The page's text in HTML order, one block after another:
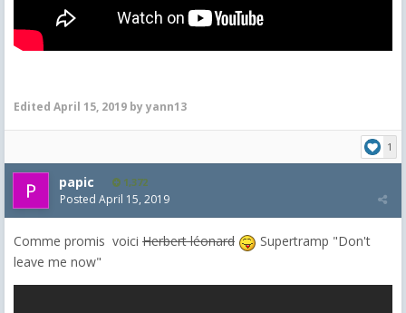
Edited April 15, 2019 by yann13
1
papic 1,372
Posted April 15, 2019
Comme promis voici Herbert léonard
Supertramp "Don't
leave me now"